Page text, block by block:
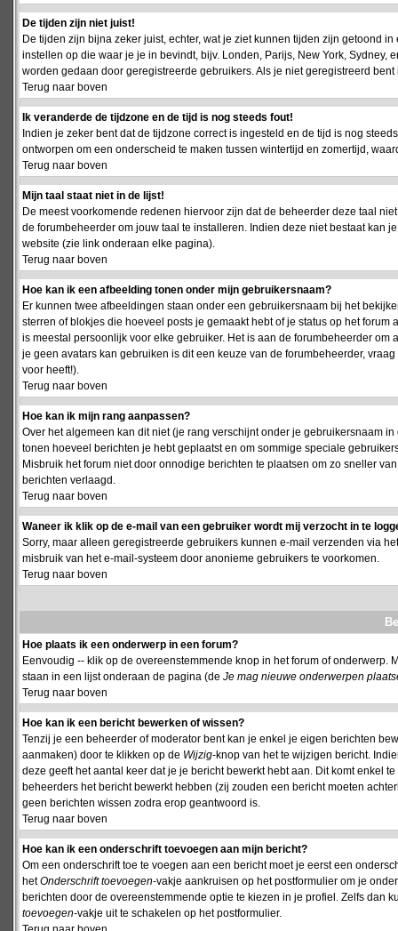
De tijden zijn niet juist!
De tijden zijn bijna zeker juist, echter, wat je ziet kunnen tijden zijn getoond
instellen op die waar je je in bevindt, bijv. Londen, Parijs, New York,
worden gedaan door geregistreerde gebruikers. Als je niet geregistreerd
Terug naar boven
Ik veranderde de tijdzone en de tijd is nog steeds fout!
Indien je zeker bent dat de tijdzone correct is ingesteld en de tijd is nog
ontworpen om een onderscheid te maken tussen wintertijd en zomertijd,
Terug naar boven
Mijn taal staat niet in de lijst!
De meest voorkomende redenen hiervoor zijn dat de beheerder deze taal
de forumbeheerder om jouw taal te installeren. Indien deze niet bestaat kan
website (zie link onderaan elke pagina).
Terug naar boven
Hoe kan ik een afbeelding tonen onder mijn gebruikersnaam?
Er kunnen twee afbeeldingen staan onder een gebruikersnaam bij het
sterren of blokjes die hoeveel posts je gemaakt hebt of je status op het
is meestal persoonlijk voor elke gebruiker. Het is aan de forumbeheerder
je geen avatars kan gebruiken is dit een keuze van de forumbeheerder,
voor heeft!).
Terug naar boven
Hoe kan ik mijn rang aanpassen?
Over het algemeen kan dit niet (je rang verschijnt onder je gebruikersnaam
tonen hoeveel berichten je hebt geplaatst en om sommige speciale
Misbruik het forum niet door onnodige berichten te plaatsen om zo sneller
berichten verlaagd.
Terug naar boven
Waneer ik klik op de e-mail van een gebruiker wordt mij verzocht in te
Sorry, maar alleen geregistreerde gebruikers kunnen e-mail verzenden via
misbruik van het e-mail-systeem door anonieme gebruikers te voorkomen.
Terug naar boven
Hoe plaats ik een onderwerp in een forum?
Eenvoudig -- klik op de overeenstemmende knop in het forum of
staan in een lijst onderaan de pagina (de Je mag nieuwe onderwerpen
Terug naar boven
Hoe kan ik een bericht bewerken of wissen?
Tenzij je een beheerder of moderator bent kan je enkel je eigen berichten
aanmaken) door te klikken op de Wijzig-knop van het te wijzigen bericht.
deze geeft het aantal keer dat je je bericht bewerkt hebt aan. Dit komt enkel
beheerders het bericht bewerkt hebben (zij zouden een bericht moeten
geen berichten wissen zodra erop geantwoord is.
Terug naar boven
Hoe kan ik een onderschrift toevoegen aan mijn bericht?
Om een onderschrift toe te voegen aan een bericht moet je eerst een
hetOnderschrift toevoegen-vakje aankruisen op het postformulier om je
berichten door de overeenstemmende optie te kiezen in je profiel. Zelfs dan
toevoegen-vakje uit te schakelen op het postformulier.